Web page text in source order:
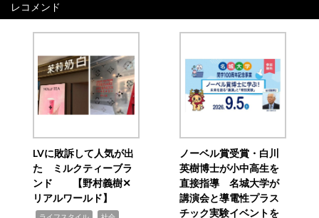
レコメンド
LVに敗訴して人気が出
た ミルクティーブラ
ンド 【野村義樹✕
リアルワールド】
ノーベル賞受賞・白川
英樹博士が小中高生を
直接指導 名城大学が
講演会と導電性プラス
チック実験イベントを